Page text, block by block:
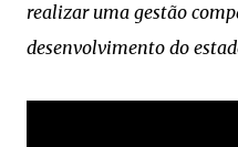
realizar uma gestão
desenvolvimento do